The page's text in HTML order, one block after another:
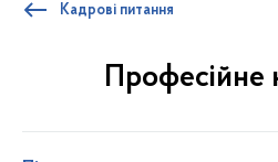
Кадрові питання
Професійне